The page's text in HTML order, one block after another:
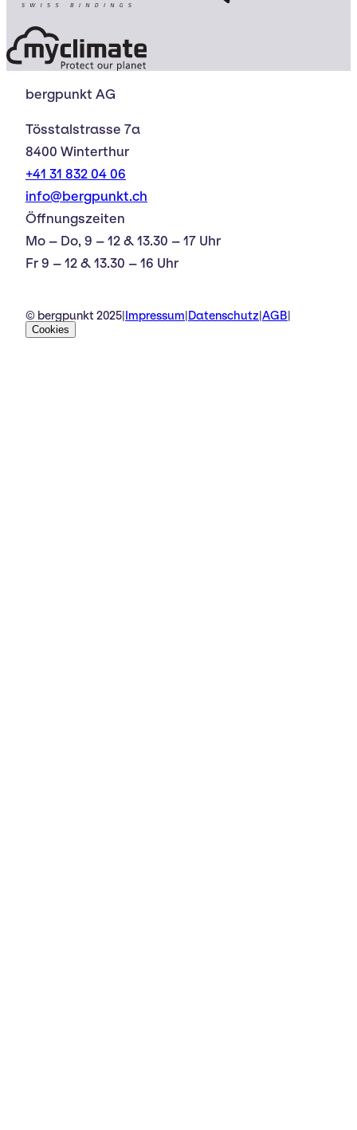
bergpunkt AG
Tösstalstrasse 7a
8400 Winterthur
+41 31 832 04 06
info@bergpunkt.ch
Öffnungszeiten
Mo – Do, 9 – 12 & 13.30 – 17 Uhr
Fr 9 – 12 & 13.30 – 16 Uhr
© bergpunkt 2025 Impressum Datenschutz AGB
Cookies